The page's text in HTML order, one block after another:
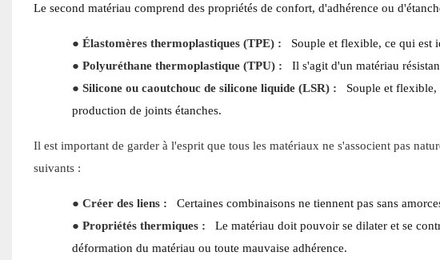
Le second matériau comprend des propriétés de confort, d'adhérence ou
● Élastomères thermoplastiques (TPE) :
Souple et flexible, ce qui est
● Polyuréthane thermoplastique (TPU) :
Il s'agit d'un matériau
● Silicone ou caoutchouc de silicone liquide (LSR) :
Souple et flexible,
production de joints étanches.
Il est important de garder à l'esprit que tous les matériaux ne s'associent pas
suivants :
● Créer des liens :
Certaines combinaisons ne tiennent pas sans
● Propriétés thermiques :
Le matériau doit pouvoir se dilater et se
déformation du matériau ou toute mauvaise adhérence.